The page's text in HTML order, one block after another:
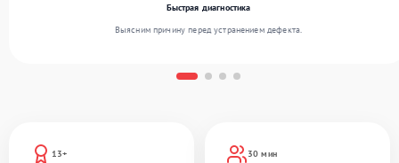
13+
30 мин
Быстрая диагностика
Выясним причину перед устранением дефекта.